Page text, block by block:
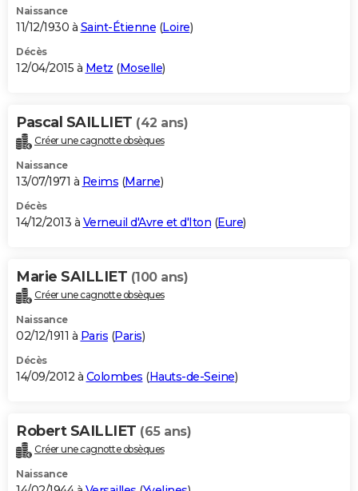
Naissance
11/12/1930 à Saint-Étienne (Loire)
Décès
12/04/2015 à Metz (Moselle)
Pascal SAILLIET (42 ans)
Créer une cagnotte obsèques
Naissance
13/07/1971 à Reims (Marne)
Décès
14/12/2013 à Verneuil d'Avre et d'Iton (Eure)
Marie SAILLIET (100 ans)
Créer une cagnotte obsèques
Naissance
02/12/1911 à Paris (Paris)
Décès
14/09/2012 à Colombes (Hauts-de-Seine)
Robert SAILLIET (65 ans)
Créer une cagnotte obsèques
Naissance